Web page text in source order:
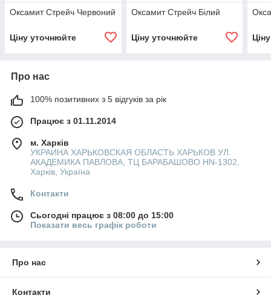
Оксамит Стрейч Червоний
Ціну уточнюйте
Оксамит Стрейч Білий
Ціну уточнюйте
Про нас
100% позитивних з 5 відгуків за рік
Працює з 01.11.2014
м. Харків
УКРАИНА ХАРЬКОВСКАЯ ОБЛАСТЬ ХАРЬКОВ УЛ.
АКАДЕМИКА ПАВЛОВА, ТЦ БАРАБАШОВО HN-1302,
Харків, Україна
Контакти
Сьогодні працює з 08:00 до 15:00
Показати весь графік роботи
Про нас
Контакти